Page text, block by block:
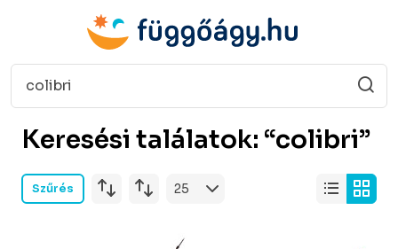
Keresési találatok: “colibri”
Szűrés